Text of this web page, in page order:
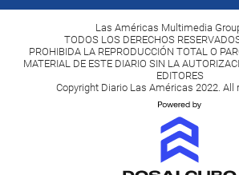
Las Américas Multimedia
TODOS LOS DERECHOS
PROHIBIDA LA REPRODUCCIÓN TOTAL O
MATERIAL DE ESTE DIARIO SIN LA
EDITORES
Copyright Diario Las Américas 2022. All